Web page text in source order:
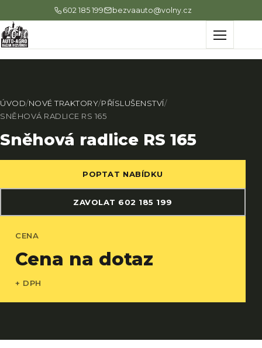
602 185 199 bezvaauto@volny.cz
Menu
ÚVOD/NOVÉ TRAKTORY/PŘÍSLUŠENSTVÍ/
SNĚHOVÁ RADLICE RS 165
Sněhová radlice RS 165
POPTAT NABÍDKU
ZAVOLAT 602 185 199
CENA
Cena na dotaz
+ DPH